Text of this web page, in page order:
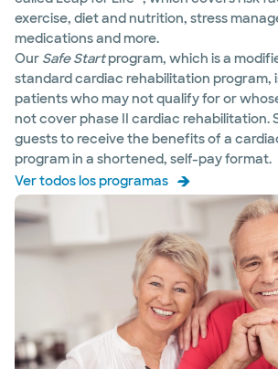
exercise, diet and nutrition, stress
medications and more.
Our Safe Startprogram, which is a
standard cardiac rehabilitation program,
patients who may not qualify for or
not cover phase II cardiac rehabilitation.
guests to receive the benefits of a
program in a shortened, self-pay format.
Ver todos los programas